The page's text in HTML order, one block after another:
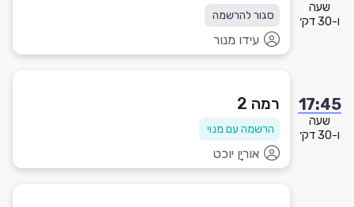
שעה
ו-30 דק׳
סגור להרשמה
עידו מנור
17:45
שעה
ו-30 דק׳
רמה 2
הרשמה עם מנוי
אוריָן יוכט